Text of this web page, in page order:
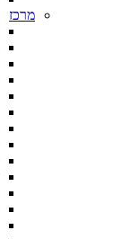
מרכז